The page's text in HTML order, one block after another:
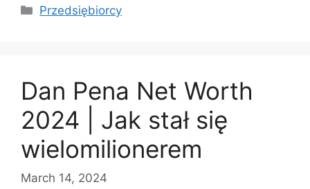
Categories
Przedsiębiorcy
Dan Pena Net Worth
2024 | Jak stał się
wielomilionerem
March 14, 2024